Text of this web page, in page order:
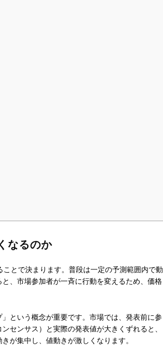
なるのか
とで決まります。普段は一定の予測範囲内で動
、市場参加者が一斉に行動を変えるため、価格
という概念が重要です。市場では、発表前に参
センサス）と実際の発表値が大きくずれると、
が集中し、値動きが激しくなります。